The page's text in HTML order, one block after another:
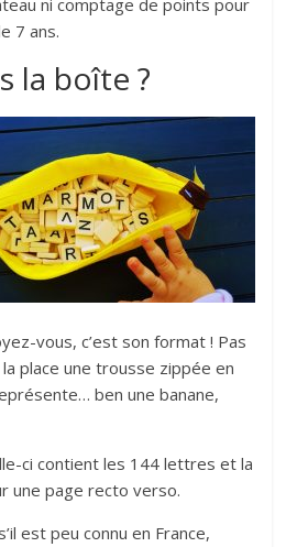
ni comptage de points pour
7 ans.
la boîte ?
vous, c’est son format ! Pas
place une trousse zippée en
ben une banane,
ci contient les 144 lettres et la
une page recto verso.
est peu connu en France,